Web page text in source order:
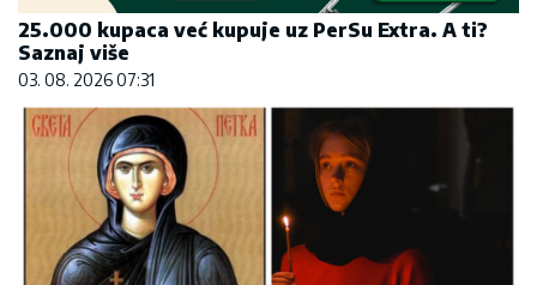
25.000 kupaca već kupuje uz PerSu Extra. A ti?
Saznaj više
03. 08. 2026 07:31